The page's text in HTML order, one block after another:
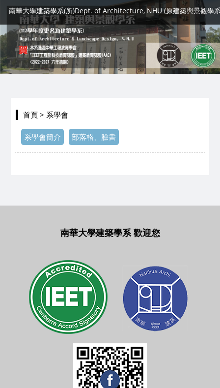
南華大學建築學系(所)Dept. of Architecture, NHU (原建築與景觀學
首頁 > 系學會
系學會簡介 部落格、臉書
南華大學建築學系 歡迎您